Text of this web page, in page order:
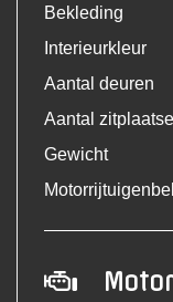
Bekleding
Interieurkleur
Aantal deuren
Aantal
Gewicht